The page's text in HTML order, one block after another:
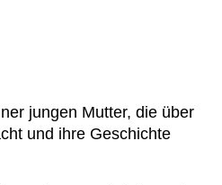
jungen Mutter, die über
und ihre Geschichte